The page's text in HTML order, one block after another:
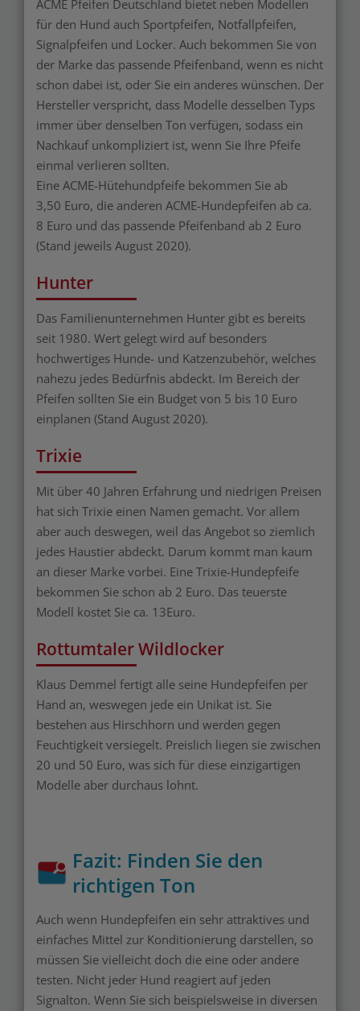
ACME Pfeifen Deutschland bietet neben Modellen
für den Hund auch Sportpfeifen, Notfallpfeifen,
Signalpfeifen und Locker. Auch bekommen Sie von
der Marke das passende Pfeifenband, wenn es nicht
schon dabei ist, oder Sie ein anderes wünschen. Der
Hersteller verspricht, dass Modelle desselben Typs
immer über denselben Ton verfügen, sodass ein
Nachkauf unkompliziert ist, wenn Sie Ihre Pfeife
einmal verlieren sollten.
Eine ACME-Hütehundpfeife bekommen Sie ab
3,50 Euro, die anderen ACME-Hundepfeifen ab ca.
8 Euro und das passende Pfeifenband ab 2 Euro
(Stand jeweils August 2020).
Hunter
Das Familienunternehmen Hunter gibt es bereits
seit 1980. Wert gelegt wird auf besonders
hochwertiges Hunde- und Katzenzubehör, welches
nahezu jedes Bedürfnis abdeckt. Im Bereich der
Pfeifen sollten Sie ein Budget von 5 bis 10 Euro
einplanen (Stand August 2020).
Trixie
Mit über 40 Jahren Erfahrung und niedrigen Preisen
hat sich Trixie einen Namen gemacht. Vor allem
aber auch deswegen, weil das Angebot so ziemlich
jedes Haustier abdeckt. Darum kommt man kaum
an dieser Marke vorbei. Eine Trixie-Hundepfeife
bekommen Sie schon ab 2 Euro. Das teuerste
Modell kostet Sie ca. 13Euro.
Rottumtaler Wildlocker
Klaus Demmel fertigt alle seine Hundepfeifen per
Hand an, weswegen jede ein Unikat ist. Sie
bestehen aus Hirschhorn und werden gegen
Feuchtigkeit versiegelt. Preislich liegen sie zwischen
20 und 50 Euro, was sich für diese einzigartigen
Modelle aber durchaus lohnt.
Fazit: Finden Sie den
richtigen Ton
Auch wenn Hundepfeifen ein sehr attraktives und
einfaches Mittel zur Konditionierung darstellen, so
müssen Sie vielleicht doch die eine oder andere
testen. Nicht jeder Hund reagiert auf jeden
Signalton. Wenn Sie sich beispielsweise in diversen